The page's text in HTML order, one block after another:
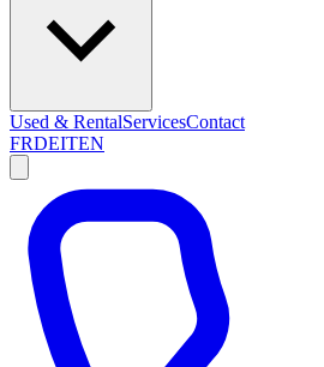
Used & RentalServicesContact
FRDEITEN